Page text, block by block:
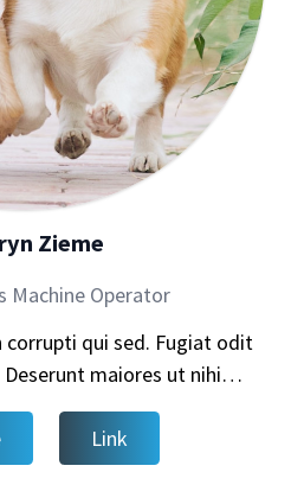
Zieme
Machine Operator
corrupti qui sed. Fugiat odit
maiores ut nihi…
Link